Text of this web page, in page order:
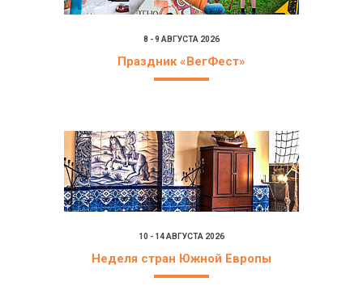
8 - 9 АВГУСТА 2026
Праздник «ВегФест»
10 - 14 АВГУСТА 2026
Неделя стран Южной Европы